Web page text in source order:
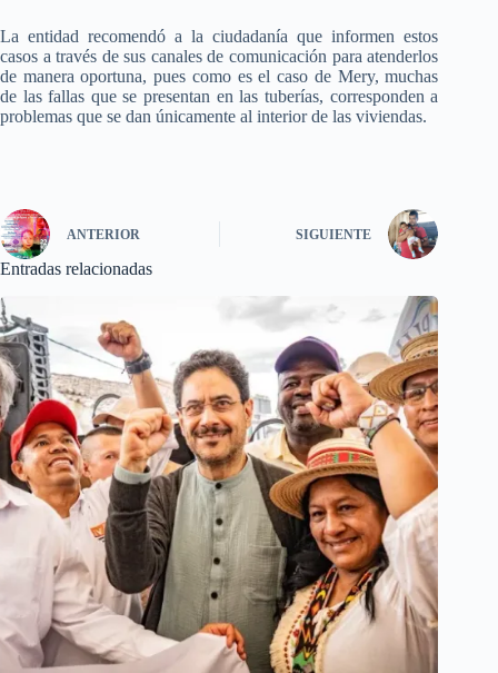
La entidad recomendó a la ciudadanía que informen estos
casos a través de sus canales de comunicación para atenderlos
de manera oportuna, pues como es el caso de Mery, muchas
de las fallas que se presentan en las tuberías, corresponden a
problemas que se dan únicamente al interior de las viviendas.
ANTERIOR SIGUIENTE
Entradas relacionadas